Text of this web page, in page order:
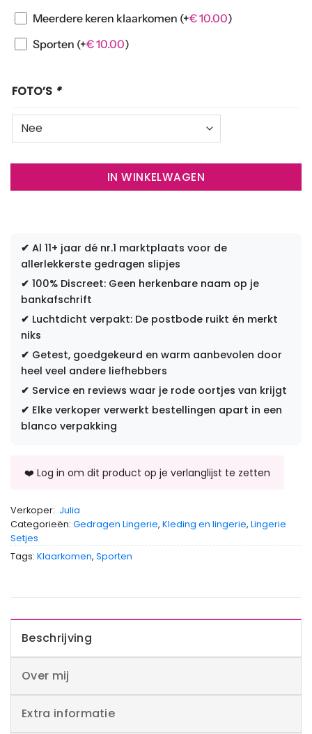
Meerdere keren klaarkomen (+€10.00)
Sporten (+€10.00)
FOTO’S *
IN WINKELWAGEN
✔ Al 11+ jaar dé nr.1 marktplaats voor de
allerlekkerste gedragen slipjes
✔ 100% Discreet: Geen herkenbare naam op je
bankafschrift
✔ Luchtdicht verpakt: De postbode ruikt én merkt
niks
✔ Getest, goedgekeurd en warm aanbevolen door
heel veel andere liefhebbers
✔ Service en reviews waar je rode oortjes van krijgt
✔ Elke verkoper verwerkt bestellingen apart in een
blanco verpakking
Verkoper: Julia
Categorieën: Gedragen Lingerie, Kleding en lingerie, Lingerie
Setjes
Tags: Klaarkomen, Sporten
Beschrijving
Over mij
Extra informatie